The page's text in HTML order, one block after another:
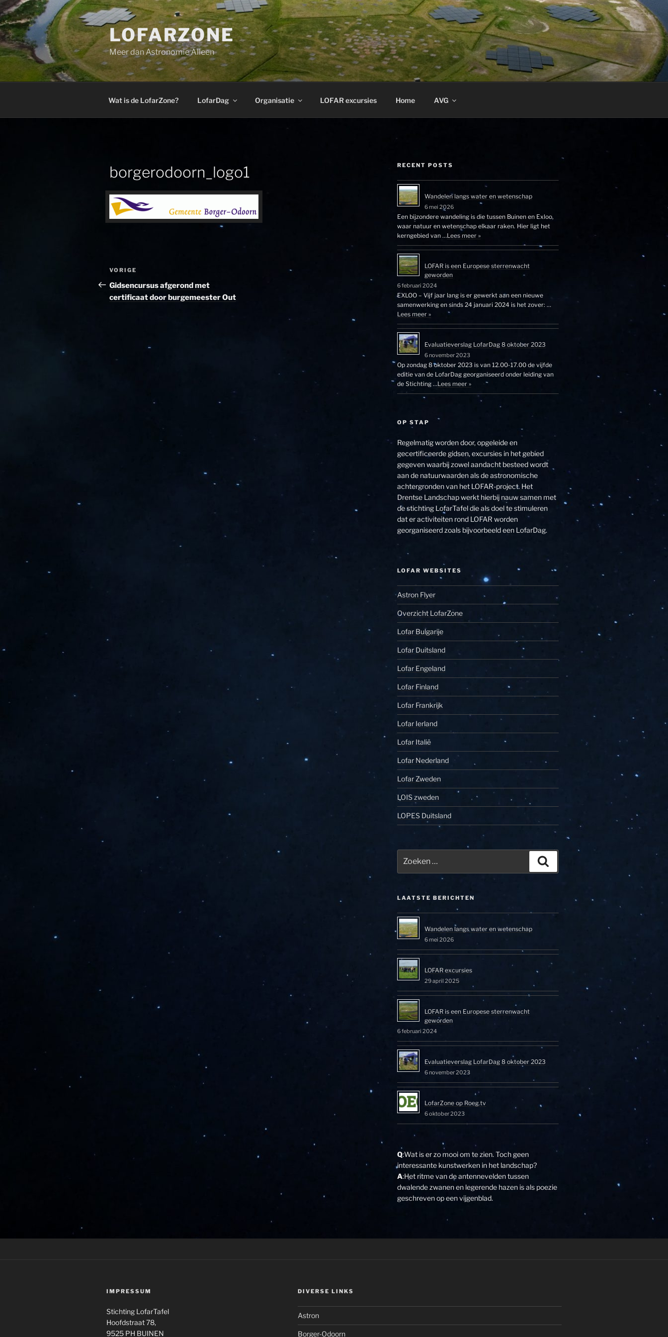
Ga
naar
de
inhoud
LOFARZONE
Meer dan Astronomie Alleen
Wat is de LofarZone? LofarDag Organisatie LOFAR excursies Home AVG
borgerodoorn_logo1
Bericht
navigatie
Vorig
bericht
VORIGE
Gidsencursus afgerond met
certificaat door burgemeester Out
RECENT POSTS
Wandelen langs water en wetenschap
6 mei 2026
Een bijzondere wandeling is die tussen Buinen en Exloo,
waar natuur en wetenschap elkaar raken. Hier ligt het
kerngebied van …Lees meer »
LOFAR is een Europese sterrenwacht
geworden
6 februari 2024
EXLOO – Vijf jaar lang is er gewerkt aan een nieuwe
samenwerking en sinds 24 januari 2024 is het zover: …
Lees meer »
Evaluatieverslag LofarDag 8 oktober 2023
6 november 2023
Op zondag 8 oktober 2023 is van 12.00-17.00 de vijfde
editie van de LofarDag georganiseerd onder leiding van
de Stichting …Lees meer »
OP STAP
Regelmatig worden door, opgeleide en
gecertificeerde gidsen, excursies in het gebied
gegeven waarbij zowel aandacht besteed wordt
aan de natuurwaarden als de astronomische
achtergronden van het LOFAR-project. Het
Drentse Landschap werkt hierbij nauw samen met
de stichting LofarTafel die als doel te stimuleren
dat er activiteiten rond LOFAR worden
georganiseerd zoals bijvoorbeeld een LofarDag.
LOFAR WEBSITES
Astron Flyer
Overzicht LofarZone
Lofar Bulgarije
Lofar Duitsland
Lofar Engeland
Lofar Finland
Lofar Frankrijk
Lofar Ierland
Lofar Italië
Lofar Nederland
Lofar Zweden
LOIS zweden
LOPES Duitsland
naar:
LAATSTE BERICHTEN
Wandelen langs water en wetenschap
6 mei 2026
LOFAR excursies
29 april 2025
LOFAR is een Europese sterrenwacht
geworden
6 februari 2024
Evaluatieverslag LofarDag 8 oktober 2023
6 november 2023
LofarZone op Roeg.tv
6 oktober 2023
Q:Wat is er zo mooi om te zien. Toch geen
interessante kunstwerken in het landschap?
A:Het ritme van de antennevelden tussen
dwalende zwanen en legerende hazen is als poezie
geschreven op een vijgenblad.
IMPRESSUM
Stichting LofarTafel
Hoofdstraat 78,
9525 PH BUINEN
DIVERSE LINKS
Astron
Borger-Odoorn